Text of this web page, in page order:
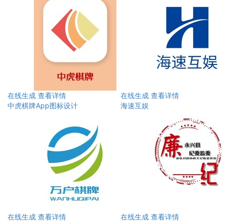
在线生成 查看详情
中虎棋牌App图标设计
在线生成 查看详情
海速互娱
在线生成 查看详情
在线生成 查看详情